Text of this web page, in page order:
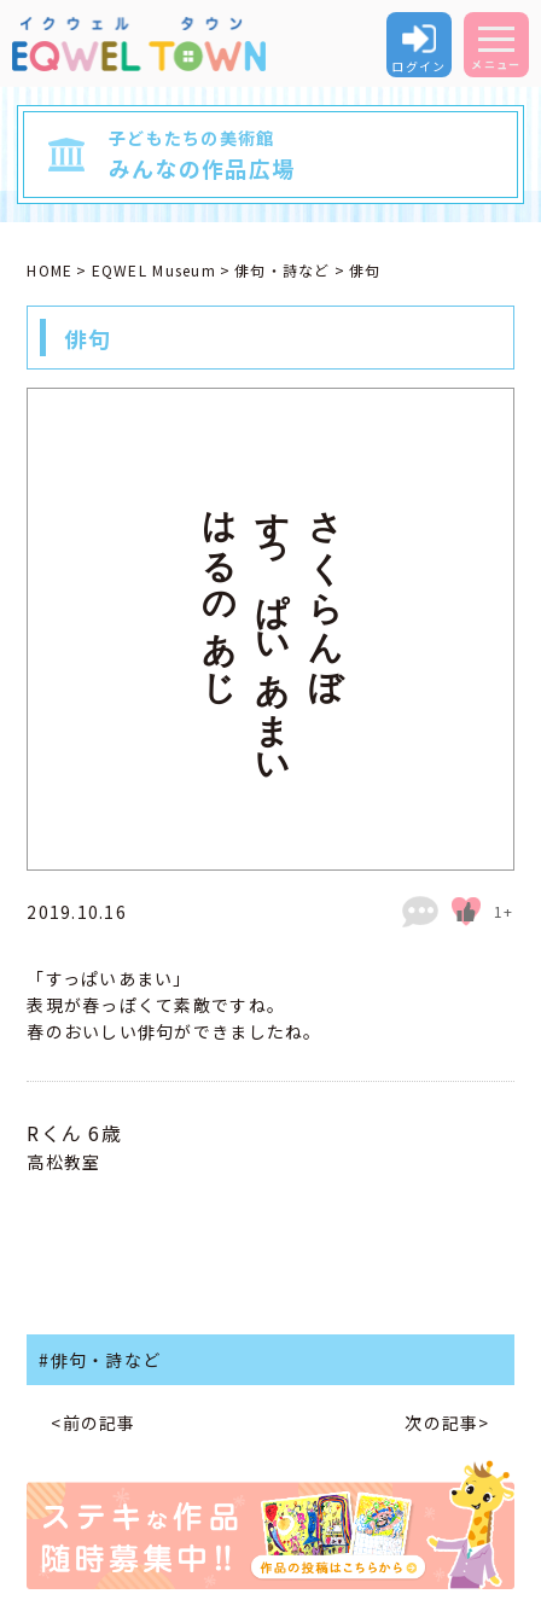
ログイン メニュー
子どもたちの美術館
みんなの作品広場
HOME EQWEL Museum 俳句・詩など 俳句
俳句
さくらんぼ
すっぱいあまい
はるのあじ
2019.10.16 1+
「すっぱいあまい」
表現が春っぽくて素敵ですね。
春のおいしい俳句ができましたね。
Rくん 6歳
高松教室
#俳句・詩など
<前の記事 次の記事>